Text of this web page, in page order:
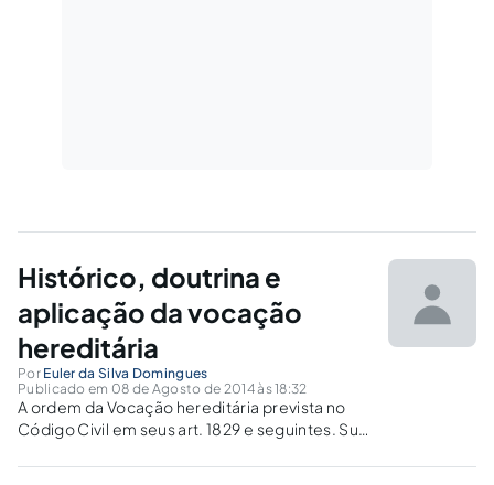
Histórico, doutrina e
aplicação da vocação
hereditária
Por Euler da Silva Domingues
Publicado em 08 de Agosto de 2014 às 18:32
A ordem da Vocação hereditária prevista no
Código Civil em seus art. 1829 e seguintes. Sua
evoluindo e chego até modelo aplicado nos